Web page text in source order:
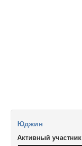
Юджин
Активный участник